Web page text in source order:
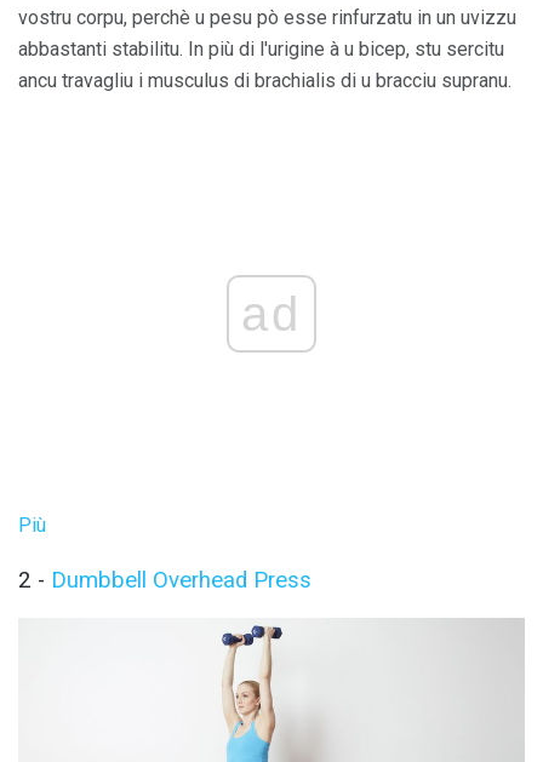
vostru corpu, perchè u pesu pò esse rinfurzatu in un uvizzu
abbastanti stabilitu. In più di l'urigine à u bicep, stu sercitu
ancu travagliu i musculus di brachialis di u bracciu supranu.
ad
Più
2 - Dumbbell Overhead Press